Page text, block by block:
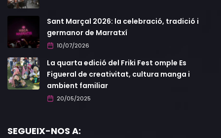
Sant Marçal 2026: la celebració, tradició i
germanor de Marratxí
10/07/2026
La quarta edició del Friki Fest omple Es
Figueral de creativitat, cultura manga i
ambient familiar
20/05/2025
SEGUEIX-NOS A: